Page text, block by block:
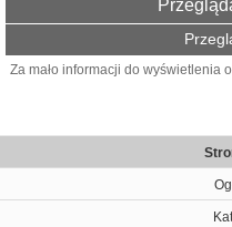
Za mało informacji do wyświetlenia